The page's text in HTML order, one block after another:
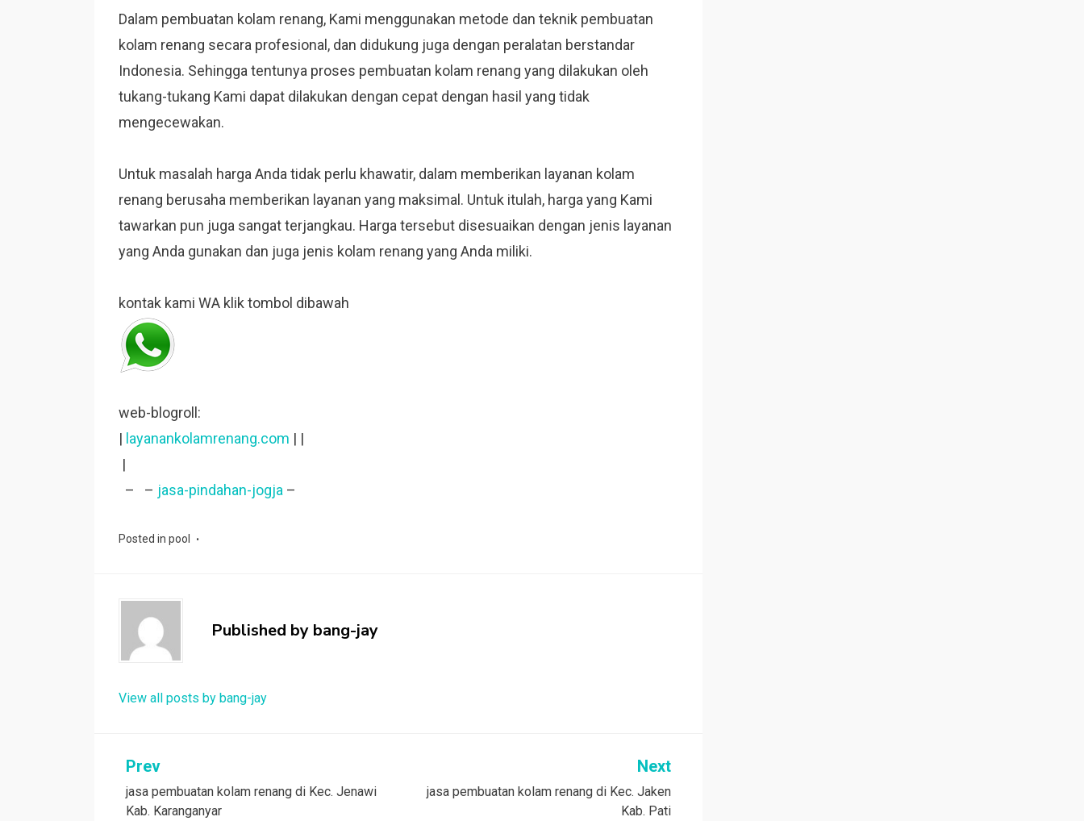
Dalam pembuatan kolam renang, Kami menggunakan metode dan teknik pembuatan
kolam renang secara profesional, dan didukung juga dengan peralatan berstandar
Indonesia. Sehingga tentunya proses pembuatan kolam renang yang dilakukan oleh
tukang-tukang Kami dapat dilakukan dengan cepat dengan hasil yang tidak
mengecewakan.
Untuk masalah harga Anda tidak perlu khawatir, dalam memberikan layanan kolam
renang berusaha memberikan layanan yang maksimal. Untuk itulah, harga yang Kami
tawarkan pun juga sangat terjangkau. Harga tersebut disesuaikan dengan jenis layanan
yang Anda gunakan dan juga jenis kolam renang yang Anda miliki.
kontak kami WA klik tombol dibawah
web-blogroll:
| layanankolamrenang.com | |
|
– – jasa-pindahan-jogja –
Posted in pool
Published by bang-jay
View all posts by bang-jay
Post
navigation
Prev
jasa pembuatan kolam renang di Kec. Jenawi
Kab. Karanganyar
Next
jasa pembuatan kolam renang di Kec. Jaken
Kab. Pati